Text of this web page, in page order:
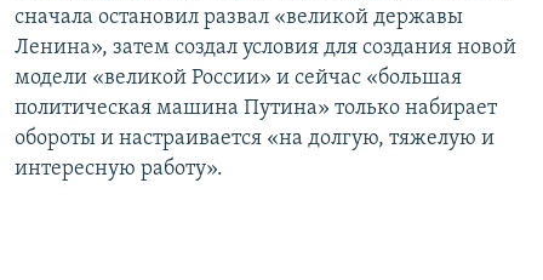
сначала остановил развал «великой державы
Ленина», затем создал условия для создания новой
модели «великой России» и сейчас «большая
политическая машина Путина» только набирает
обороты и настраивается «на долгую, тяжелую и
интересную работу».